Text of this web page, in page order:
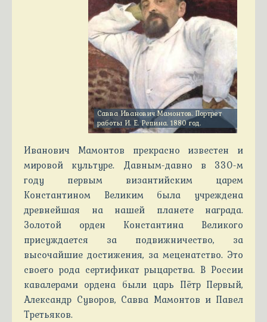
Савва Иванович Мамонтов. Портрет
работы И. Е. Репина. 1880 год.
Иванович Мамонтов прекрасно известен и
мировой культуре. Давным-давно в 330-м
году первым византийским царем
Константином Великим была учреждена
древнейшая на нашей планете награда.
Золотой орден Константина Великого
присуждается за подвижничество, за
высочайшие достижения, за меценатство. Это
своего рода сертификат рыцарства. В России
кавалерами ордена были царь Пётр Первый,
Александр Суворов, Савва Мамонтов и Павел
Третьяков.